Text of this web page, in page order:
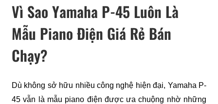
Vì Sao Yamaha P-45 Luôn Là
Mẫu Piano Điện Giá Rẻ Bán
Chạy?
Dù không sở hữu nhiều công nghệ hiện đại, Yamaha P-
45 vẫn là mẫu piano điện được ưa chuộng nhờ những